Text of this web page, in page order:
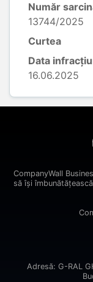
Număr
13744/2025
Curtea
Data
16.06.2025
CompanyWall
să își
Adresă: G-RAL